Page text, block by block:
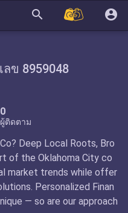
search account_circle
ข 8959048
0
ผู้ติดตาม
Deep Local Roots, Bro
of the Oklahoma City co
market trends while offer
Personalized Finan
— so are our approach